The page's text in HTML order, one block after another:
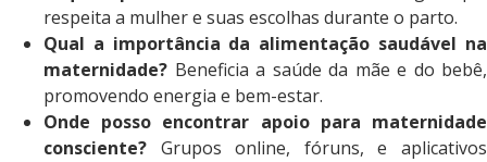
respeita a mulher e suas escolhas durante o parto.
Qual a importância da alimentação saudável na
maternidade? Beneficia a saúde da mãe e do bebê,
promovendo energia e bem-estar.
Onde posso encontrar apoio para maternidade
consciente? Grupos online, fóruns, e aplicativos